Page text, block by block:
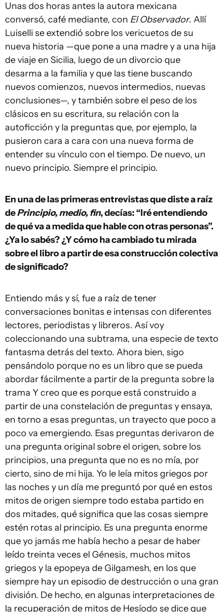
Unas dos horas antes la autora mexicana
conversó, café mediante, con El Observador. Allí
Luiselli se extendió sobre los vericuetos de su
nueva historia —que pone a una madre y a una hija
de viaje en Sicilia, luego de un divorcio que
desarma a la familia y que las tiene buscando
nuevos comienzos, nuevos intermedios, nuevas
conclusiones—, y también sobre el peso de los
clásicos en su escritura, su relación con la
autoficción y la preguntas que, por ejemplo, la
pusieron cara a cara con una nueva forma de
entender su vínculo con el tiempo. De nuevo, un
nuevo principio. Siempre el principio.
En una de las primeras entrevistas que diste a raíz
dePrincipio, medio, fin, decías: “Iré entendiendo
de qué va a medida que hable con otras personas”.
¿Ya lo sabés? ¿Y cómo ha cambiado tu mirada
sobre el libro a partir de esa construcción colectiva
de significado?
Entiendo más y sí, fue a raíz de tener
conversaciones bonitas e intensas con diferentes
lectores, periodistas y libreros. Así voy
coleccionando una subtrama, una especie de texto
fantasma detrás del texto. Ahora bien, sigo
pensándolo porque no es un libro que se pueda
abordar fácilmente a partir de la pregunta sobre la
trama Y creo que es porque está construido a
partir de una constelación de preguntas y ensaya,
en torno a esas preguntas, un trayecto que poco a
poco va emergiendo. Esas preguntas derivaron de
una pregunta original sobre el origen, sobre los
principios, una pregunta que no es no mía, por
cierto, sino de mi hija. Yo le leía mitos griegos por
las noches y un día me preguntó por qué en estos
mitos de origen siempre todo estaba partido en
dos mitades, qué significa que las cosas siempre
estén rotas al principio. Es una pregunta enorme
que yo jamás me había hecho a pesar de haber
leído treinta veces el Génesis, muchos mitos
griegos y la epopeya de Gilgamesh, en los que
siempre hay un episodio de destrucción o una gran
división. De hecho, en algunas interpretaciones de
la recuperación de mitos de Hesíodo se dice que